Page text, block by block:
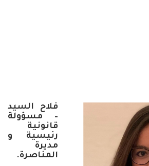
فلاح السيد
– مسؤولة
قانونية
رئيسية و
مديرة
المناصرة.